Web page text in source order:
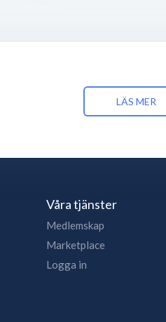
LÄS MER
Våra tjänster
Medlemskap
Marketplace
Logga in